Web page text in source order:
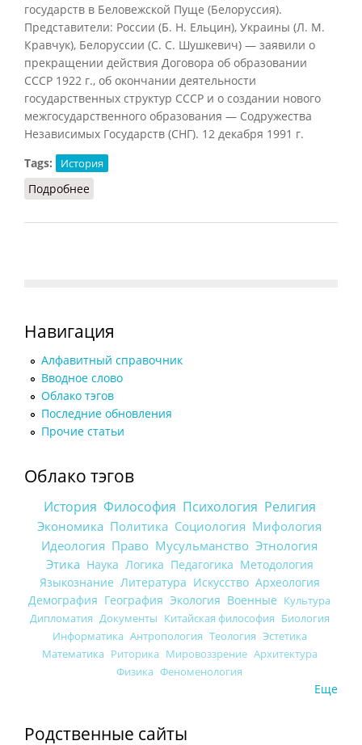
государств в Беловежской Пуще (Белоруссия).
Представители: России (Б. Н. Ельцин), Украины (Л. М.
Кравчук), Белоруссии (С. С. Шушкевич) — заявили о
прекращении действия Договора об образовании
СССР 1922 г., об окончании деятельности
государственных структур СССР и о создании нового
межгосударственного образования — Содружества
Независимых Государств (СНГ). 12 декабря 1991 г.
Tags:
История
Подробнее
Навигация
Алфавитный справочник
Вводное слово
Облако тэгов
Последние обновления
Прочие статьи
Облако тэгов
История Философия Психология Религия
Экономика Политика Социология Мифология
Идеология Право Мусульманство Этнология
Этика Наука Логика Педагогика Методология
Языкознание Литература Искусство Археология
Демография География Экология Военные Культура
Дипломатия Документы Китайская философия Биология
Информатика Антропология Теология Эстетика
Математика Риторика Мировоззрение Архитектура
Физика Феноменология
Еще
Родственные сайты